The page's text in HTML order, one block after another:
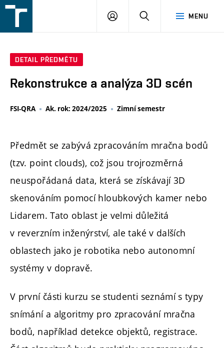
v
MENU
PŘIHLÁŠENÍ
DETAIL PŘEDMĚTU
Rekonstrukce a analýza 3D scén
FSI-QRA Ak. rok: 2024/2025 Zimní semestr
Předmět se zabývá zpracováním mračna bodů
(tzv. point clouds), což jsou trojrozměrná
neuspořádaná data, která se získávají 3D
skenováním pomocí hloubkových kamer nebo
Lidarem. Tato oblast je velmi důležitá
v reverzním inženýrství, ale také v dalších
oblastech jako je robotika nebo autonomní
systémy v dopravě.
V první části kurzu se studenti seznámí s typy
snímání a algoritmy pro zpracování mračna
bodů, například detekce objektů, registrace.